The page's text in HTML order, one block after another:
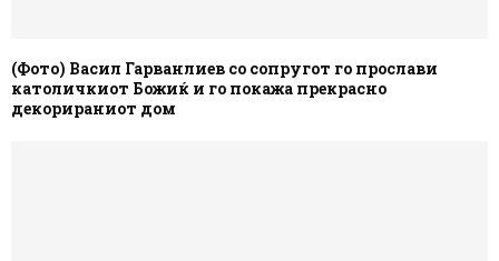
(Фото) Васил Гарванлиев со сопругот го прослави
католичкиот Божиќ и го покажа прекрасно
декорираниот дом